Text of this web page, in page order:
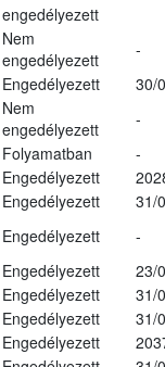
engedélyezett
Nem
engedélyezett
-
Engedélyezett
30/
Nem
engedélyezett
-
Folyamatban
-
Engedélyezett
Engedélyezett
31/
Engedélyezett
-
Engedélyezett
23/
Engedélyezett
31/
Engedélyezett
31/
Engedélyezett